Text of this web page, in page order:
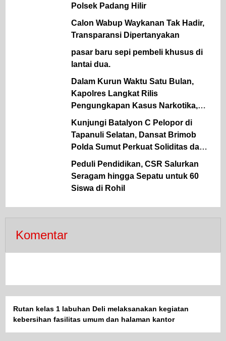
Polsek Padang Hilir
Calon Wabup Waykanan Tak Hadir,
Transparansi Dipertanyakan
pasar baru sepi pembeli khusus di
lantai dua.
Dalam Kurun Waktu Satu Bulan,
Kapolres Langkat Rilis
Pengungkapan Kasus Narkotika,
Tindak Pidana Kriminal, dan
Kekerasan Seksual terhadap Anak
Kunjungi Batalyon C Pelopor di
Tapanuli Selatan, Dansat Brimob
Polda Sumut Perkuat Soliditas dan
Semangat Pengabdian Personel
Peduli Pendidikan, CSR Salurkan
Seragam hingga Sepatu untuk 60
Siswa di Rohil
Komentar
Rutan kelas 1 labuhan Deli melaksanakan kegiatan
kebersihan fasilitas umum dan halaman kantor